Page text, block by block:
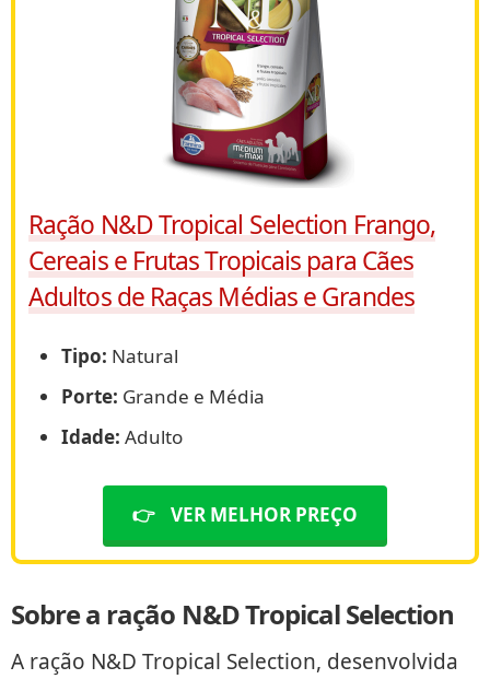
Ração N&D Tropical Selection Frango,
Cereais e Frutas Tropicais para Cães
Adultos de Raças Médias e Grandes
Tipo: Natural
Porte: Grande e Média
Idade: Adulto
👉 VER MELHOR PREÇO
Sobre a ração N&D Tropical Selection
A ração N&D Tropical Selection, desenvolvida